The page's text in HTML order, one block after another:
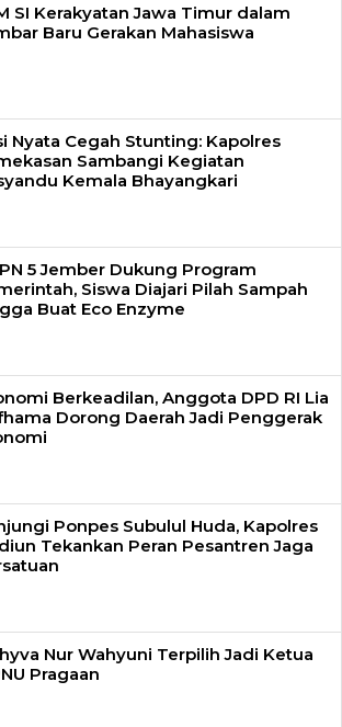
SI Kerakyatan Jawa Timur dalam
Baru Gerakan Mahasiswa
Nyata Cegah Stunting: Kapolres
Sambangi Kegiatan
Kemala Bhayangkari
5 Jember Dukung Program
Siswa Diajari Pilah Sampah
Buat Eco Enzyme
Berkeadilan, Anggota DPD RI Lia
Dorong Daerah Jadi Penggerak
Ponpes Subulul Huda, Kapolres
Tekankan Peran Pesantren Jaga
Nur Wahyuni Terpilih Jadi Ketua
Pragaan